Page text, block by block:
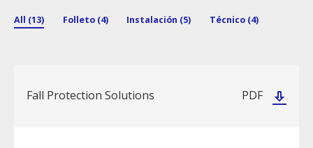
All (13) Folleto (4) Instalación (5) Técnico (4)
Fall Protection Solutions PDF